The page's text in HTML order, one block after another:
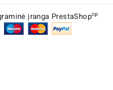
įranga PrestaShopcp